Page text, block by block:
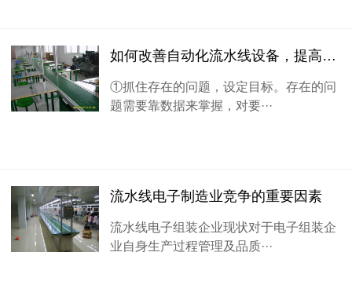
如何改善自动化流水线设备，提高生产效率
①抓住存在的问题，设定目标。存在的问
题需要靠数据来掌握，对要···
流水线电子制造业竞争的重要因素
流水线电子组装企业现状对于电子组装企
业自身生产过程管理及品质···